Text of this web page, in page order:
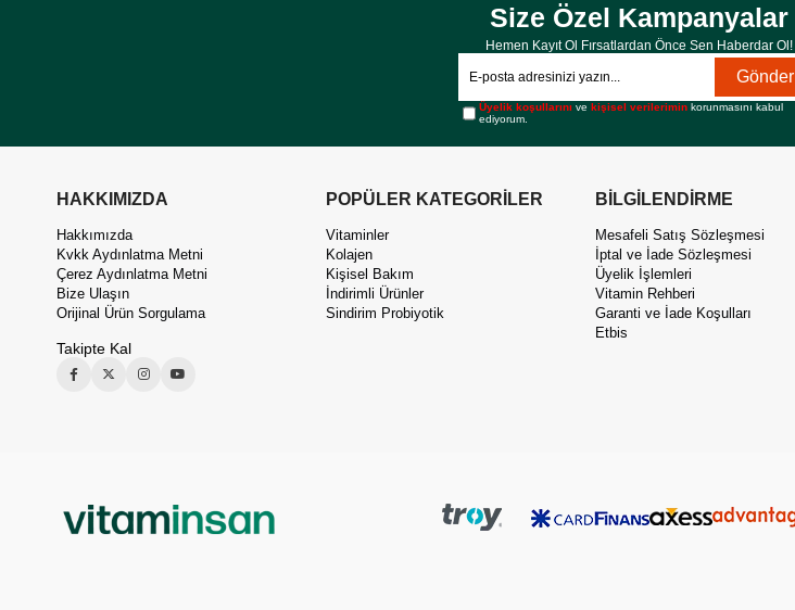
Size Özel Kampanyalar
Hemen Kayıt Ol Fırsatlardan Önce Sen Haberdar Ol!
Gönder
Üyelik koşullarını vekişisel verilerimin korunmasını kabul
ediyorum.
HAKKIMIZDA
Hakkımızda
Kvkk Aydınlatma Metni
Çerez Aydınlatma Metni
Bize Ulaşın
Orijinal Ürün Sorgulama
Takipte Kal
POPÜLER KATEGORİLER
Vitaminler
Kolajen
Kişisel Bakım
İndirimli Ürünler
Sindirim Probiyotik
BİLGİLENDİRME
Mesafeli Satış Sözleşmesi
İptal ve İade Sözleşmesi
Üyelik İşlemleri
Vitamin Rehberi
Garanti ve İade Koşulları
Etbis